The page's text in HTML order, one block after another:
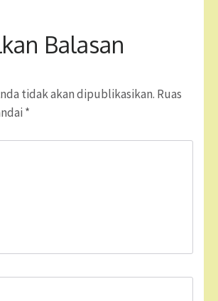
Balasan
tidak akan dipublikasikan. Ruas
*